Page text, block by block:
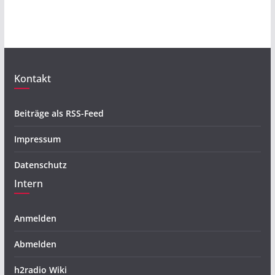
Kontakt
Beiträge als RSS-Feed
Impressum
Datenschutz
Intern
Anmelden
Abmelden
h2radio Wiki